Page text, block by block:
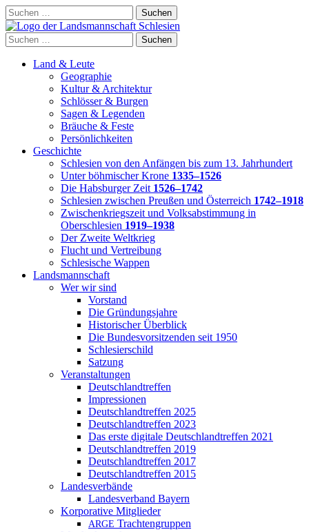
Skip
to
content
Suchen
nach:
Suchen
nach:
Land & Leute
Geographie
Kultur & Architektur
Schlösser & Burgen
Sagen & Legenden
Bräuche & Feste
Persönlichkeiten
Geschichte
Schlesien von den Anfängen bis zum 13. Jahrhundert
Unter böhmischer Krone 1335–1526
Die Habsburger Zeit 1526–1742
Schlesien zwischen Preußen und Österreich 1742–1918
Zwischenkriegszeit und Volksabstimmung in
Oberschlesien 1919–1938
Der Zweite Weltkrieg
Flucht und Vertreibung
Schlesische Wappen
Landsmannschaft
Wer wir sind
Vorstand
Die Gründungsjahre
Historischer Überblick
Die Bundesvorsitzenden seit 1950
Schlesierschild
Satzung
Veranstaltungen
Deutschlandtreffen
Impressionen
Deutschlandtreffen 2025
Deutschlandtreffen 2023
Das erste digitale Deutschlandtreffen 2021
Deutschlandtreffen 2019
Deutschlandtreffen 2017
Deutschlandtreffen 2015
Landesverbände
Landesverband Bayern
Korporative Mitglieder
ARGE Trachtengruppen